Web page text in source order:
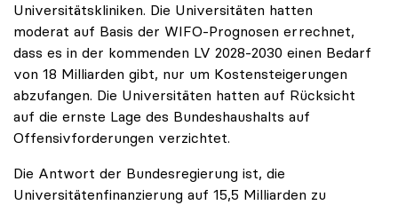
Universitätskliniken. Die Universitäten hatten
moderat auf Basis der WIFO-Prognosen errechnet,
dass es in der kommenden LV 2028-2030 einen Bedarf
von 18 Milliarden gibt, nur um Kostensteigerungen
abzufangen. Die Universitäten hatten auf Rücksicht
auf die ernste Lage des Bundeshaushalts auf
Offensivforderungen verzichtet.
Die Antwort der Bundesregierung ist, die
Universitätenfinanzierung auf 15,5 Milliarden zu